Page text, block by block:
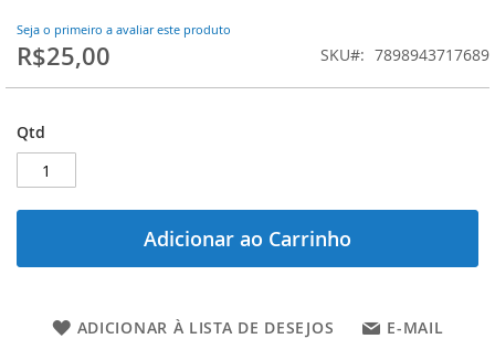
Seja o primeiro a avaliar este produto
R$25,00 SKU 7898943717689
Qtd
Adicionar ao Carrinho
ADICIONAR À LISTA DE DESEJOS E-MAIL
da
Galeria